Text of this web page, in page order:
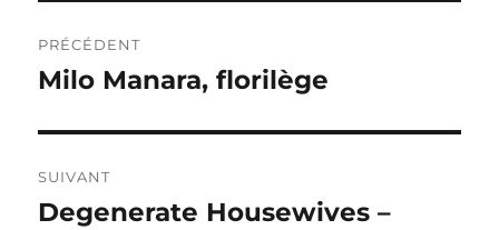
de
PRÉCÉDENT
Publication
Milo Manara, florilège
SUIVANT
Publication
Degenerate Housewives –